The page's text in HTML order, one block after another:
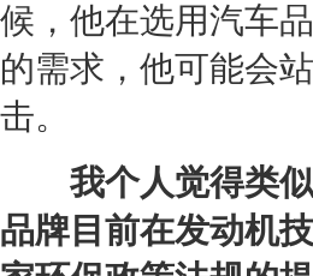
候，他在选用汽车
的需求，他可能会
击。
我个人觉得类
品牌目前在发动机